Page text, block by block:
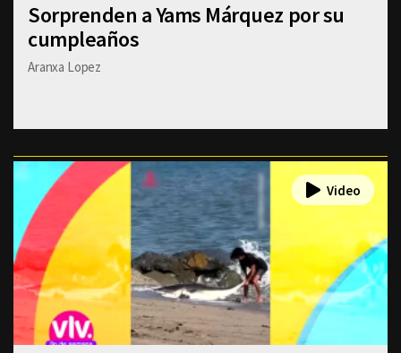
Sorprenden a Yams Márquez por su
cumpleaños
Aranxa Lopez